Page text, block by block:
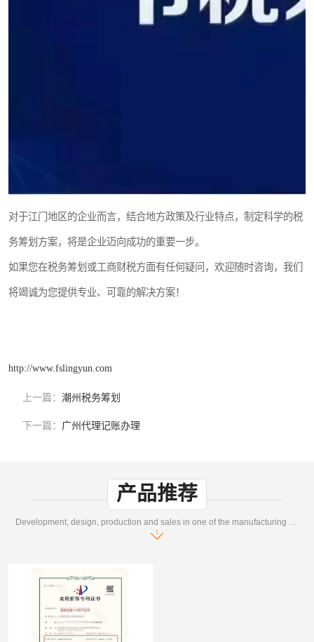
对于江门地区的企业而言，结合地方政策及行业特点，制定科学的税
务筹划方案，将是企业迈向成功的重要一步。
如果您在税务筹划或工商财税方面有任何疑问，欢迎随时咨询，我们
将竭诚为您提供专业、可靠的解决方案！
http://www.fslingyun.com
上一篇： 潮州税务筹划
下一篇： 广州代理记账办理
产品推荐
Development, design, production and sales in one of the manufacturing enterprises